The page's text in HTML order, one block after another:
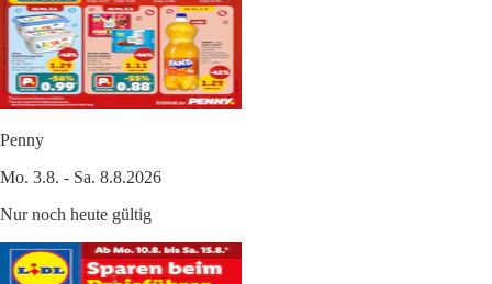
Penny
Mo. 3.8. - Sa. 8.8.2026
Nur noch heute gültig